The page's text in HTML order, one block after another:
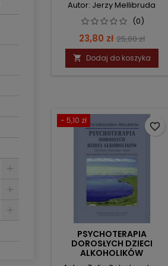
Autor: Jerzy Mellibruda
(0)
Cena
23,80 zł Cena
podstawowa
25,00 zł
 Dodaj do koszyka
- 5,10 zł
PSYCHOTERAPIA
DOROSŁYCH DZIECI
ALKOHOLIKÓW
favorite_border